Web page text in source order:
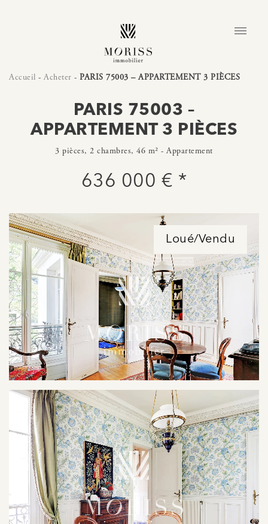
Accueil - Acheter - PARIS 75003 – APPARTEMENT 3 PIÈCES
PARIS 75003 –
APPARTEMENT 3 PIÈCES
3 pièces, 2 chambres, 46 m² - Appartement
636 000 € *
Loué/Vendu